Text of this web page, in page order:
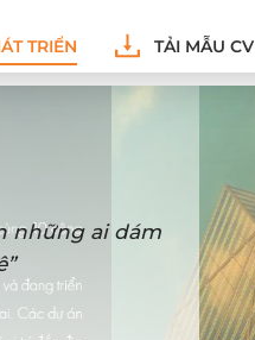
TRIỂN TẢI MẪU CV
những ai dám